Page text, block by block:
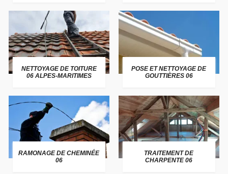
NETTOYAGE DE TOITURE
06 ALPES-MARITIMES
POSE ET NETTOYAGE DE
GOUTTIÈRES 06
RAMONAGE DE CHEMINÉE
06
TRAITEMENT DE
CHARPENTE 06